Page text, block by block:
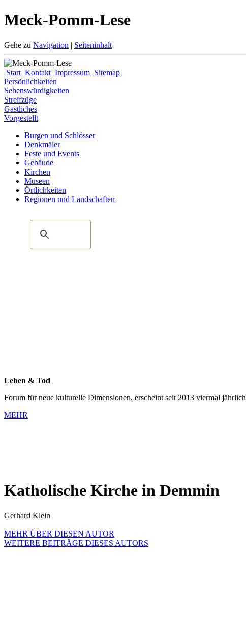
Meck-Pomm-Lese
Gehe zu Navigation | Seiteninhalt
Start Kontakt Impressum Sitemap
Persönlichkeiten
Sehenswürdigkeiten
Streifzüge
Gastliches
Vorgestellt
Burgen und Schlösser
Denkmäler
Feste und Events
Gebäude
Kirchen
Museen
Örtlichkeiten
Regionen und Landschaften
Leben & Tod
Forum für neue kulturelle Dimensionen, erscheint seit 2013 viermal jährlich
MEHR
Katholische Kirche in Demmin
Gerhard Klein
MEHR ÜBER DIESEN AUTOR
WEITERE BEITRÄGE DIESES AUTORS